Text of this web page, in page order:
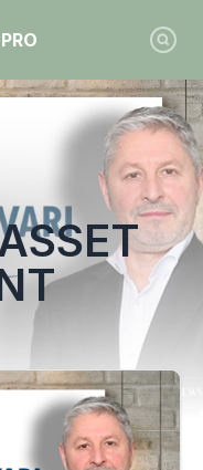
Asset Management"